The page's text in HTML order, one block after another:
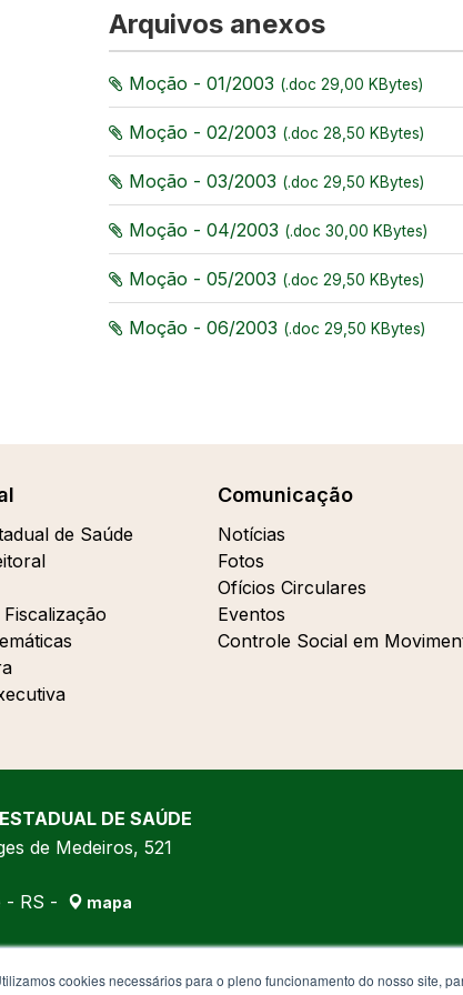
Arquivos anexos
Moção - 01/2003 (.doc 29,00 KBytes)
Moção - 02/2003 (.doc 28,50 KBytes)
Moção - 03/2003 (.doc 29,50 KBytes)
Moção - 04/2003 (.doc 30,00 KBytes)
Moção - 05/2003 (.doc 29,50 KBytes)
Moção - 06/2003 (.doc 29,50 KBytes)
de Saúde
Comunicação
Notícias
Fotos
Ofícios Circulares
Eventos
Controle Social em
DE SAÚDE
de Medeiros, 521
- RS -
mapa
7971cookies necessários para o pleno funcionamento do nosso site,